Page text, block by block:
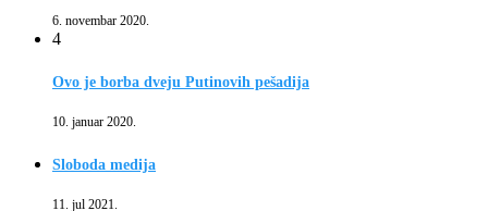
6. novembar 2020.
4
Ovo je borba dveju Putinovih pešadija
10. januar 2020.
Sloboda medija
11. jul 2021.